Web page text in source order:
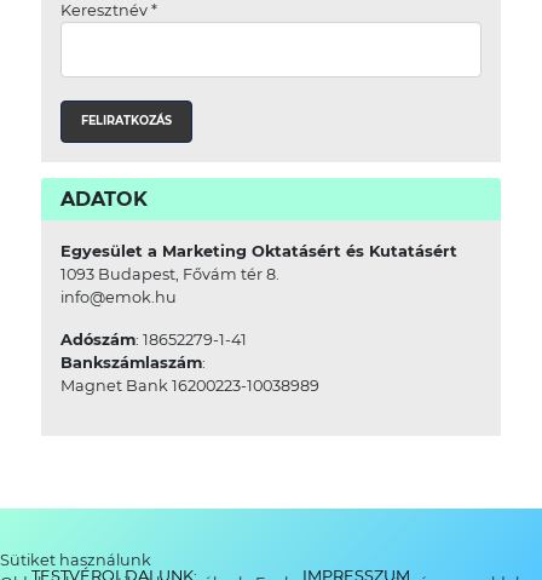
Keresztnév *
ADATOK
Egyesület a Marketing Oktatásért és Kutatásért
1093 Budapest, Fővám tér 8.
info@emok.hu
Adószám: 18652279-1-41
Bankszámlaszám:
Magnet Bank 16200223-10038989
TESTVÉROLDALUNK: IMPRESSZUM
Sütiket használunk